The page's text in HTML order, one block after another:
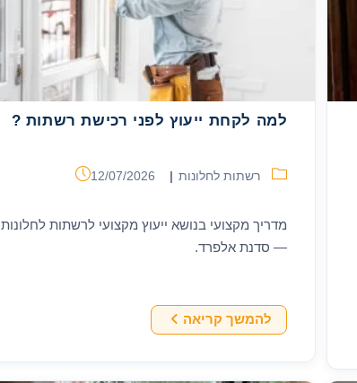
למה לקחת ייעוץ לפני רכישת רשתות ?
קטגוריה:רשתות לחלונות פורסם:
12/07/2026
מדריך מקצועי בנושא ייעוץ מקצועי לרשתות לחלונות
— סדנת אלפרד.
להמשך קריאהלמה
לקחת